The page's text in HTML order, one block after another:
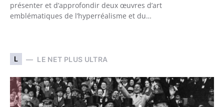
présenter et d’approfondir deux œuvres d’art
emblématiques de l’hyperréalisme et du…
L LE NET PLUS ULTRA